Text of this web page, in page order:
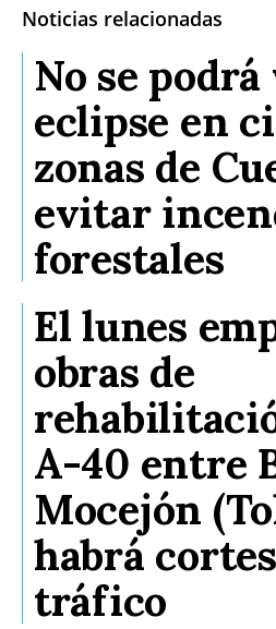
Noticias relacionadas
No se
eclipse en
zonas de
evitar
forestales
El lunes
obras de
A-40 entre
Mocejón
habrá
tráfico